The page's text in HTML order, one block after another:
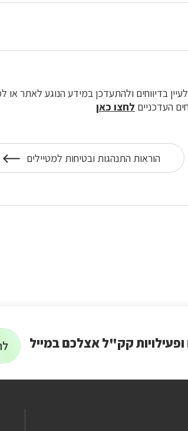
בדיווחים ולהתעדכן במידע הנוגע לאתר
העדכניים לחצו כאן
הוראות התנהגות ובטיחות למטיילים
על
הרשמה
קק"ל אצלכם במייל